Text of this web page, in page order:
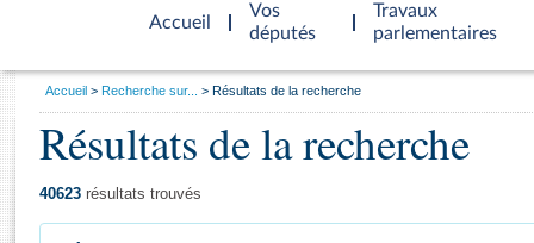
Accueil
d'accueil
Vos
députés
Travaux
parlementaires
Général
Vous
Accueil Recherche sur... Résultats de la recherche
Résultats de la recherche
40623 résultats trouvés